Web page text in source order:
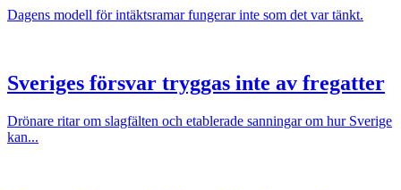
Dagens modell för intäktsramar fungerar inte som det var tänkt.
Sveriges försvar tryggas inte av fregatter
Drönare ritar om slagfälten och etablerade sanningar om hur Sverige
kan...